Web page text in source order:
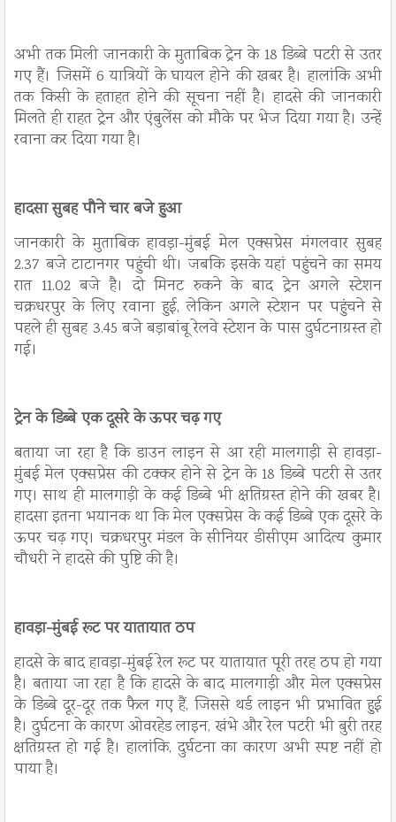
अभी तक मिली जानकारी के मुताबिक ट्रेन के 18 डिब्बे पटरी से उतर
गए हैं। जिसमें 6 यात्रियों के घायल होने की खबर है। हालांकि अभी
तक किसी के हताहत होने की सूचना नहीं है। हादसे की जानकारी
मिलते ही राहत ट्रेन और एंबुलेंस को मौके पर भेज दिया गया है। उन्हें
रवाना कर दिया गया है।
हादसा सुबह पौने चार बजे हुआ
जानकारी के मुताबिक हावड़ा-मुंबई मेल एक्सप्रेस मंगलवार सुबह
2.37 बजे टाटानगर पहुंची थी। जबकि इसके यहां पहुंचने का समय
रात 11.02 बजे है। दो मिनट रुकने के बाद ट्रेन अगले स्टेशन
चक्रधरपुर के लिए रवाना हुई, लेकिन अगले स्टेशन पर पहुंचने से
पहले ही सुबह 3.45 बजे बड़ाबांबू रेलवे स्टेशन के पास दुर्घटनाग्रस्त हो
गई।
ट्रेन के डिब्बे एक दूसरे के ऊपर चढ़ गए
बताया जा रहा है कि डाउन लाइन से आ रही मालगाड़ी से हावड़ा-
मुंबई मेल एक्सप्रेस की टक्कर होने से ट्रेन के 18 डिब्बे पटरी से उतर
गए। साथ ही मालगाड़ी के कई डिब्बे भी क्षतिग्रस्त होने की खबर है।
हादसा इतना भयानक था कि मेल एक्सप्रेस के कई डिब्बे एक दूसरे के
ऊपर चढ़ गए। चक्रधरपुर मंडल के सीनियर डीसीएम आदित्य कुमार
चौधरी ने हादसे की पुष्टि की है।
हावड़ा-मुंबई रूट पर यातायात ठप
हादसे के बाद हावड़ा-मुंबई रेल रूट पर यातायात पूरी तरह ठप हो गया
है। बताया जा रहा है कि हादसे के बाद मालगाड़ी और मेल एक्सप्रेस
के डिब्बे दूर-दूर तक फैल गए हैं, जिससे थर्ड लाइन भी प्रभावित हुई
है। दुर्घटना के कारण ओवरहेड लाइन, खंभे और रेल पटरी भी बुरी तरह
क्षतिग्रस्त हो गई है। हालांकि, दुर्घटना का कारण अभी स्पष्ट नहीं हो
पाया है।